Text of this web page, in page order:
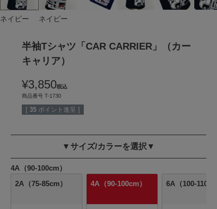
ネイビー ネイビー
半袖Tシャツ「CAR CARRIER」（カー
キャリア）
¥3,850税込
商品番号 T-1730
[ 35 ポイント進呈 ]
▼サイズ/カラーを選択▼
4A（90-100cm）
2A（75-85cm）
4A（90-100cm） 6A（100-